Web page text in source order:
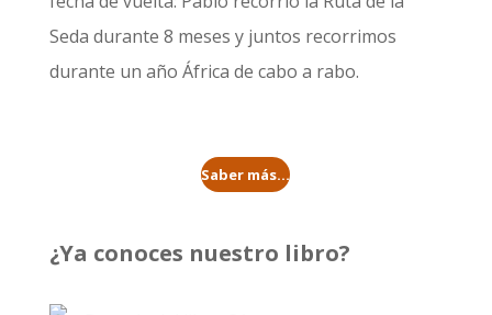
Seda durante 8 meses y juntos recorrimos
durante un año África de cabo a rabo.
Saber más...
¿Ya conoces nuestro libro?